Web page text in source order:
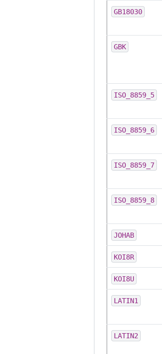
GB18030
GBK
ISO_8859_5
ISO_8859_6
ISO_8859_7
ISO_8859_8
JOHAB
KOI8R
KOI8U
LATIN1
LATIN2